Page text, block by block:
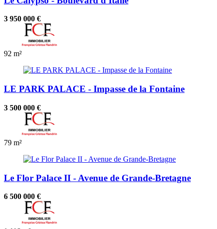
3 950 000 €
92 m²
LE PARK PALACE - Impasse de la Fontaine
3 500 000 €
79 m²
Le Flor Palace II - Avenue de Grande-Bretagne
6 500 000 €